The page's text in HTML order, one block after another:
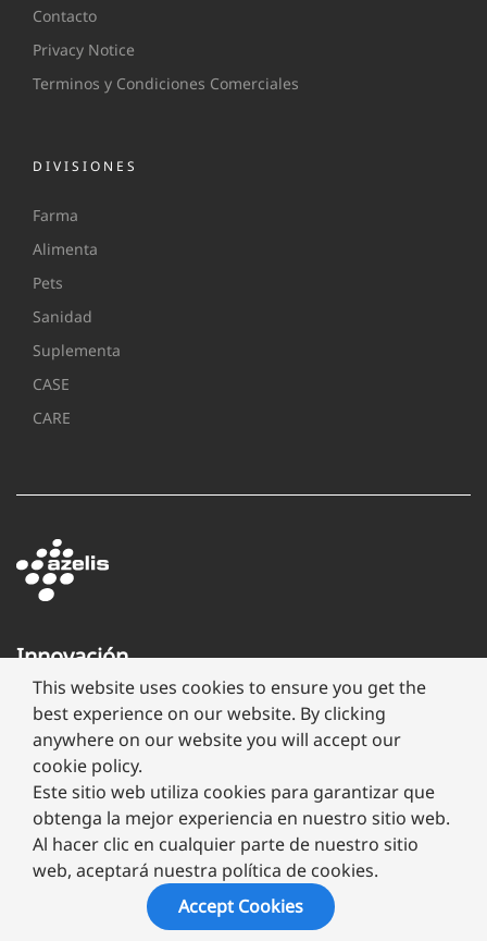
Contacto
Privacy Notice
Terminos y Condiciones Comerciales
DIVISIONES
Farma
Alimenta
Pets
Sanidad
Suplementa
CASE
CARE
Innovación
través
de
formulación
2026 Megafarma
Aviso de Privacidad
This website uses cookies to ensure you get the
best experience on our website. By clicking
anywhere on our website you will accept our
cookie policy.
Este sitio web utiliza cookies para garantizar que
obtenga la mejor experiencia en nuestro sitio web.
Al hacer clic en cualquier parte de nuestro sitio
web, aceptará nuestra política de cookies.
Accept Cookies